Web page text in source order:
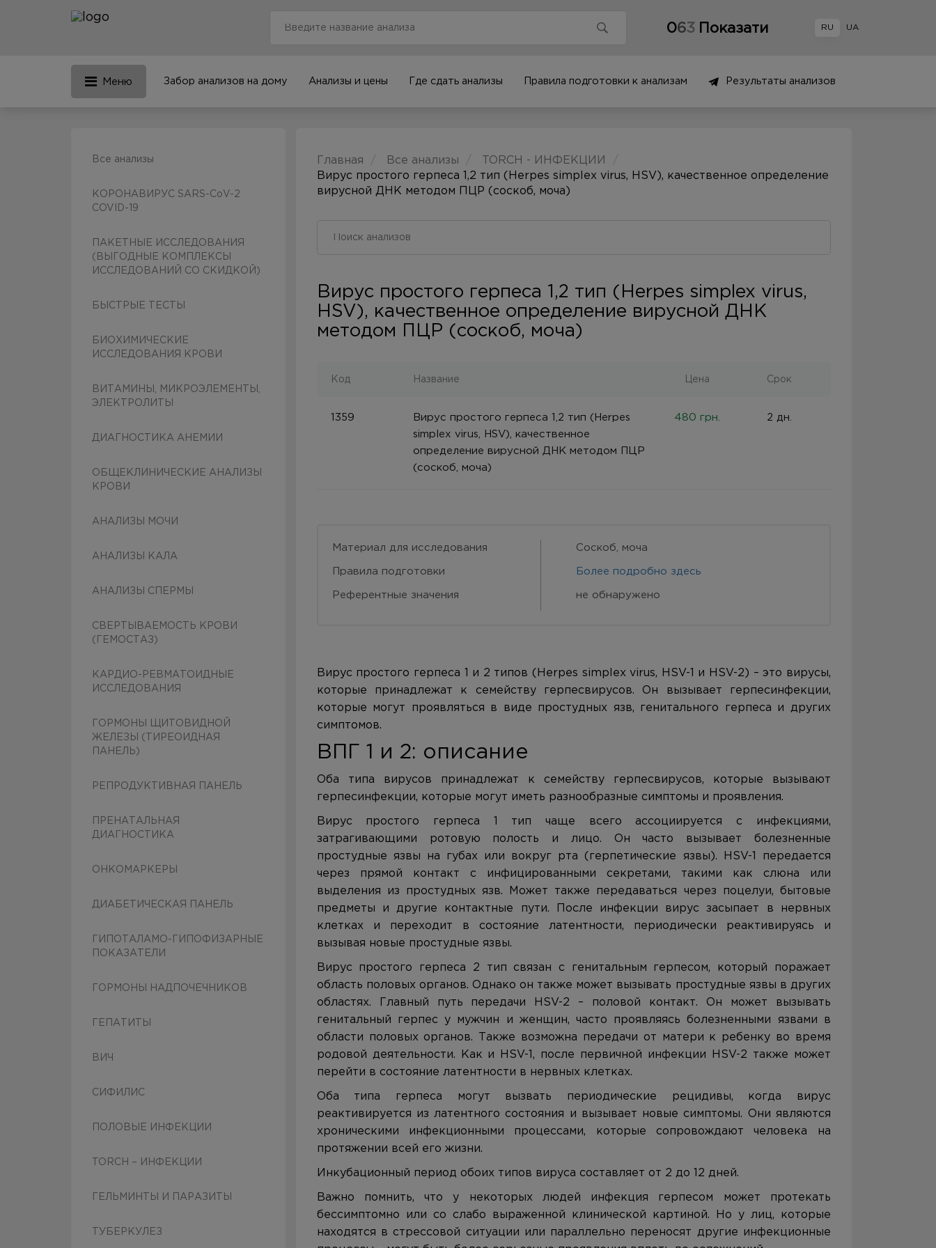
063 Показати RU UA
Меню Забор анализов на дому Анализы и цены Где сдать анализы Правила подготовки к анализам Результаты анализов
Все анализы
КОРОНАВИРУС SARS-CoV-2
COVID-19
ПАКЕТНЫЕ ИССЛЕДОВАНИЯ
(ВЫГОДНЫЕ КОМПЛЕКСЫ
ИССЛЕДОВАНИЙ СО СКИДКОЙ)
БЫСТРЫЕ ТЕСТЫ
БИОХИМИЧЕСКИЕ
ИССЛЕДОВАНИЯ КРОВИ
ВИТАМИНЫ, МИКРОЭЛЕМЕНТЫ,
ЭЛЕКТРОЛИТЫ
ДИАГНОСТИКА АНЕМИИ
ОБЩЕКЛИНИЧЕСКИЕ АНАЛИЗЫ
КРОВИ
АНАЛИЗЫ МОЧИ
АНАЛИЗЫ КАЛА
АНАЛИЗЫ СПЕРМЫ
СВЕРТЫВАЕМОСТЬ КРОВИ
(ГЕМОСТАЗ)
КАРДИО-РЕВМАТОИДНЫЕ
ИССЛЕДОВАНИЯ
ГОРМОНЫ ЩИТОВИДНОЙ
ЖЕЛЕЗЫ (ТИРЕОИДНАЯ
ПАНЕЛЬ)
РЕПРОДУКТИВНАЯ ПАНЕЛЬ
ПРЕНАТАЛЬНАЯ
ДИАГНОСТИКА
ОНКОМАРКЕРЫ
ДИАБЕТИЧЕСКАЯ ПАНЕЛЬ
ГИПОТАЛАМО-ГИПОФИЗАРНЫЕ
ПОКАЗАТЕЛИ
ГОРМОНЫ НАДПОЧЕЧНИКОВ
ГЕПАТИТЫ
ВИЧ
СИФИЛИС
ПОЛОВЫЕ ИНФЕКЦИИ
TORCH – ИНФЕКЦИИ
ГЕЛЬМИНТЫ И ПАРАЗИТЫ
ТУБЕРКУЛЕЗ
Главная Все анализы
TORCH - ИНФЕКЦИИ
Вирус простого герпеса 1,2 тип (Herpes simplex virus, HSV), качественное определение
вирусной ДНК методом ПЦР (соскоб, моча)
Вирус простого герпеса 1,2 тип (Herpes simplex virus,
HSV), качественное определение вирусной ДНК
методом ПЦР (соскоб, моча)
Код Название Цена Срок
1359
Вирус простого герпеса 1,2 тип (Herpes
simplex virus, HSV), качественное
определение вирусной ДНК методом ПЦР
(соскоб, моча)
480 грн. 2 дн.
Материал для исследования Соскоб, моча
Правила подготовки Более подробно здесь
Референтные значения не обнаружено
Вирус простого герпеса 1 и 2 типов (Herpes simplex virus, HSV-1 и HSV-2) – это вирусы,
которые принадлежат к семейству герпесвирусов. Он вызывает герпесинфекции,
которые могут проявляться в виде простудных язв, генитального герпеса и других
симптомов.
ВПГ 1 и 2: описание
Оба типа вирусов принадлежат к семейству герпесвирусов, которые вызывают
герпесинфекции, которые могут иметь разнообразные симптомы и проявления.
Вирус простого герпеса 1 тип чаще всего ассоциируется с инфекциями,
затрагивающими ротовую полость и лицо. Он часто вызывает болезненные
простудные язвы на губах или вокруг рта (герпетические язвы). HSV-1 передается
через прямой контакт с инфицированными секретами, такими как слюна или
выделения из простудных язв. Может также передаваться через поцелуи, бытовые
предметы и другие контактные пути. После инфекции вирус засыпает в нервных
клетках и переходит в состояние латентности, периодически реактивируясь и
вызывая новые простудные язвы.
Вирус простого герпеса 2 тип связан с генитальным герпесом, который поражает
область половых органов. Однако он также может вызывать простудные язвы в других
областях. Главный путь передачи HSV-2 – половой контакт. Он может вызывать
генитальный герпес у мужчин и женщин, часто проявляясь болезненными язвами в
области половых органов. Также возможна передачи от матери к ребенку во время
родовой деятельности. Как и HSV-1, после первичной инфекции HSV-2 также может
перейти в состояние латентности в нервных клетках.
Оба типа герпеса могут вызвать периодические рецидивы, когда вирус
реактивируется из латентного состояния и вызывает новые симптомы. Они являются
хроническими инфекционными процессами, которые сопровождают человека на
протяжении всей его жизни.
Инкубационный период обоих типов вируса составляет от 2 до 12 дней.
Важно помнить, что у некоторых людей инфекция герпесом может протекать
бессимптомно или со слабо выраженной клинической картиной. Но у лиц, которые
находятся в стрессовой ситуации или параллельно переносят другие инфекционные